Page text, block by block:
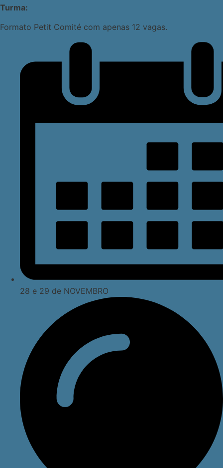
Turma:
Formato Petit Comité com apenas 12 vagas.
28 e 29 de NOVEMBRO